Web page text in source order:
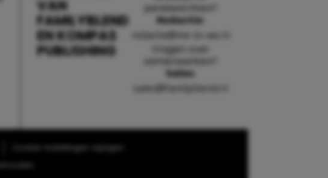
VAN
FAMILYBLEND
EN KOMPAS
PUBLISHING
persberichten?
Redactie:
redactie@me-to-we.nl
Vragen over
samenwerken?
Sales:
sales@familyblend.nl
Cookie-instellingen wijzigen